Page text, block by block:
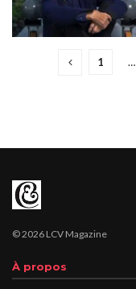
1 …
© 2026 LCV Magazine
À propos